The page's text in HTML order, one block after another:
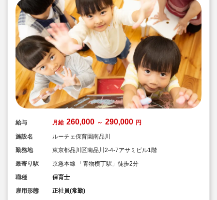
給与 月給 260,000 ～ 290,000 円
施設名
ルーチェ保育園南品川
勤務地
東京都品川区南品川2-4-7アサミビル1階
最寄り駅
京急本線 「青物横丁駅」徒歩2分
職種
保育士
雇用形態
正社員(常勤)